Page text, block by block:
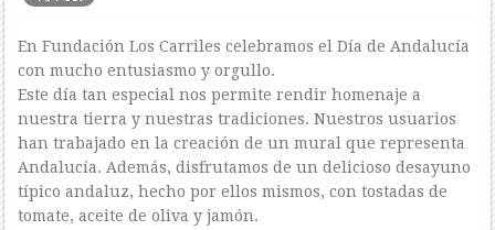
En Fundación Los Carriles celebramos el Día de Andalucía
con mucho entusiasmo y orgullo.
Este día tan especial nos permite rendir homenaje a
nuestra tierra y nuestras tradiciones. Nuestros usuarios
han trabajado en la creación de un mural que representa
Andalucía. Además, disfrutamos de un delicioso desayuno
típico andaluz, hecho por ellos mismos, con tostadas de
tomate, aceite de oliva y jamón.